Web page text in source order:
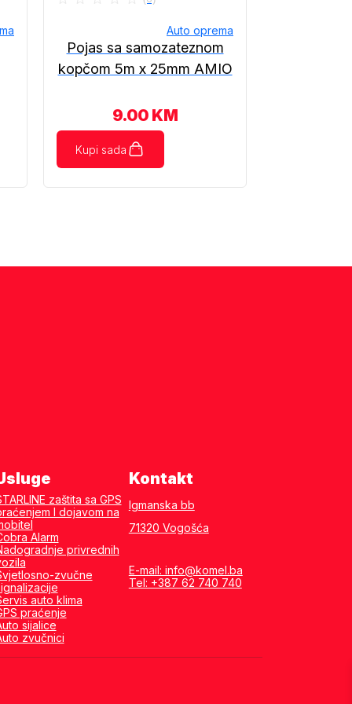
Auto oprema
Pojas sa samozateznom
kopčom 5m x 25mm AMIO
9.00 KM
Kupi sada
zaštita sa GPS
I dojavom na
Alarm
privrednih
zvučne
auto klima
praćenje
sijalice
zvučnici
Kontakt
Igmanska bb
71320 Vogošća
E-mail: info@komel.ba
Tel: +387 62 740 740